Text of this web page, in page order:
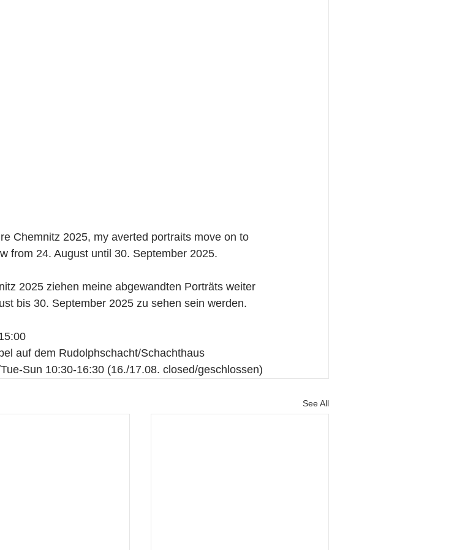
Chemnitz 2025, my averted portraits move on to
from 24. August until 30. September 2025.
2025 ziehen meine abgewandten Porträts weiter
bis 30. September 2025 zu sehen sein werden.
auf dem Rudolphschacht/Schachthaus
Sun 10:30-16:30 (16./17.08. closed/geschlossen)
See All